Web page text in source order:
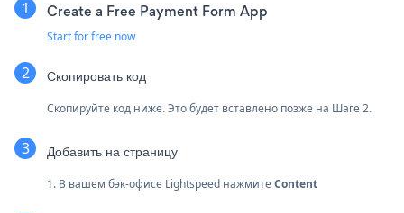
Create a Free Payment Form App
Start for free now
Скопировать код
Скопируйте код ниже. Это будет вставлено позже на Шаге 2.
Добавить на страницу
1. В вашем бэк-офисе Lightspeed нажмитеContent